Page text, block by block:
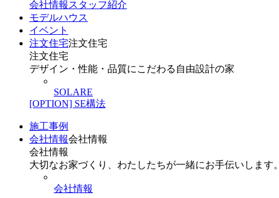
会社情報 スタッフ紹介
モデルハウス
イベント
注文住宅注文住宅
注文住宅
デザイン・性能・品質にこだわる自由設計の家
SOLARE
[OPTION] SE構法
施工事例
会社情報会社情報
会社情報
大切なお家づくり、わたしたちが一緒にお手伝いします。
会社情報